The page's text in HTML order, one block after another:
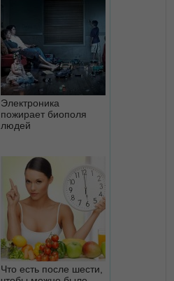
Электроника
пожирает биополя
людей
Что есть после шести,